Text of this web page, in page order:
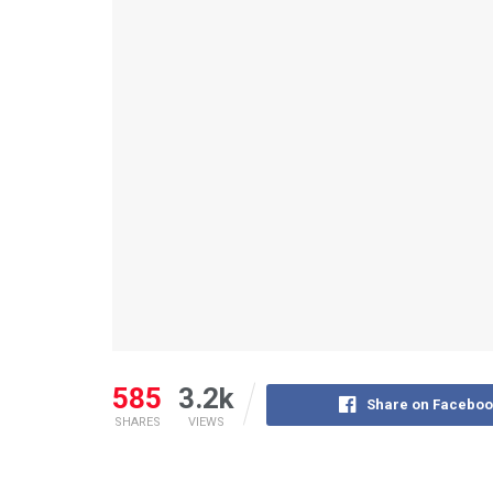
585
SHARES
3.2k
VIEWS
Share on